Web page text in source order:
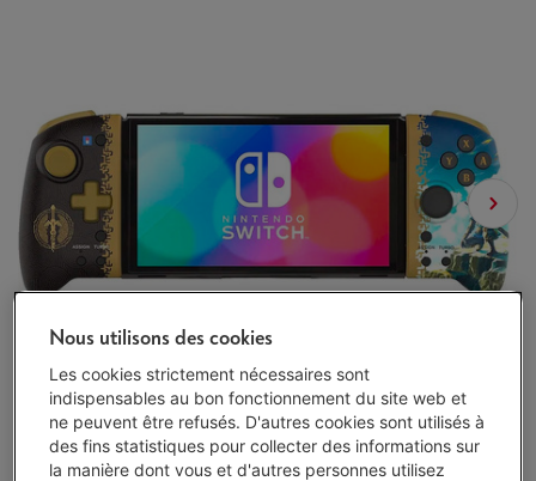
Nous utilisons des cookies
Les cookies strictement nécessaires sont
indispensables au bon fonctionnement du site web et
ne peuvent être refusés. D'autres cookies sont utilisés à
des fins statistiques pour collecter des informations sur
la manière dont vous et d'autres personnes utilisez